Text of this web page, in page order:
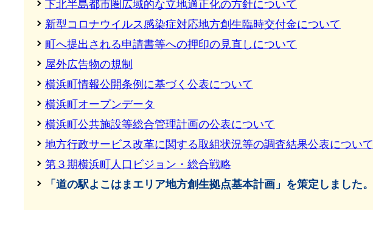
下北半島都市圏広域的な立地適正化の方針について
新型コロナウイルス感染症対応地方創生臨時交付金について
町へ提出される申請書等への押印の見直しについて
屋外広告物の規制
横浜町情報公開条例に基づく公表について
横浜町オープンデータ
横浜町公共施設等総合管理計画の公表について
地方行政サービス改革に関する取組状況等の調査結果公表について
第３期横浜町人口ビジョン・総合戦略
「道の駅よこはまエリア地方創生拠点基本計画」を策定しました。